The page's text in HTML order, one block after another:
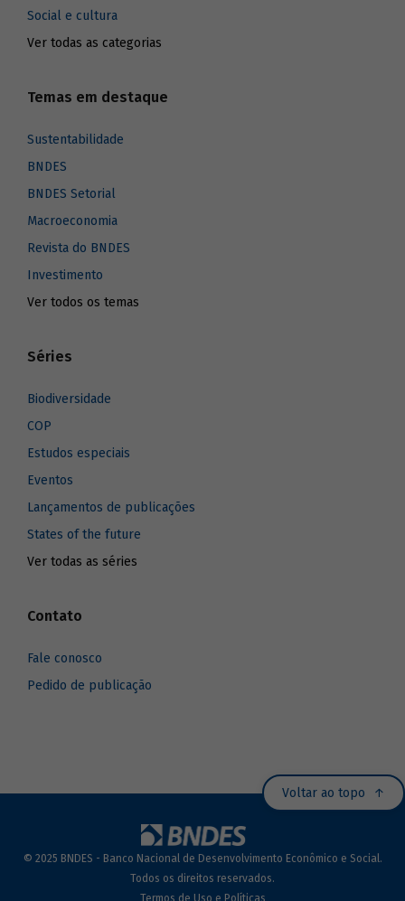
Social e cultura
Ver todas as categorias
Temas em destaque
Sustentabilidade
BNDES
BNDES Setorial
Macroeconomia
Revista do BNDES
Investimento
Ver todos os temas
Séries
Biodiversidade
COP
Estudos especiais
Eventos
Lançamentos de publicações
States of the future
Ver todas as séries
Contato
Fale conosco
Pedido de publicação
Voltar ao topo
© 2025 BNDES - Banco Nacional de Desenvolvimento Econômico e Social.
Todos os direitos reservados.
Termos de Uso e Políticas